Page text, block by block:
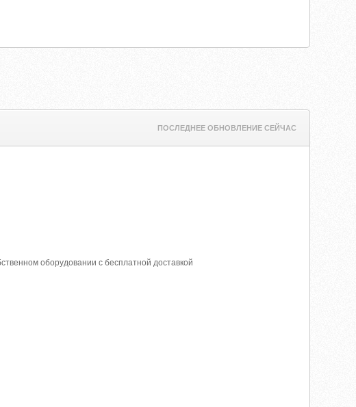
ПОСЛЕДНЕЕ ОБНОВЛЕНИЕ СЕЙЧАС
оборудовании с бесплатной доставкой